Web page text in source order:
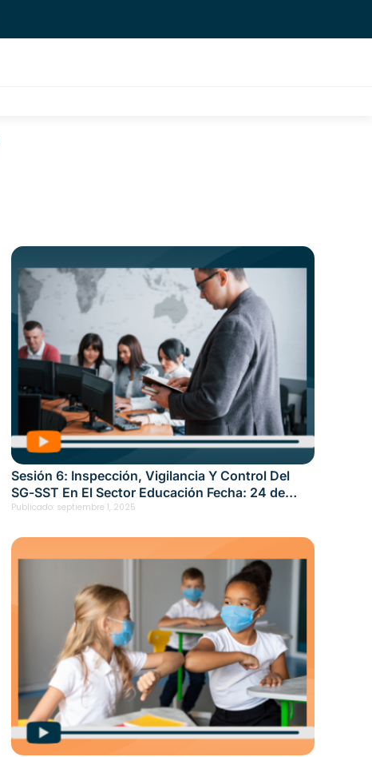
Sesión 6: Inspección, Vigilancia Y Control Del
SG-SST En El Sector Educación Fecha: 24 de
octubre, 2025
Publicado: septiembre 1, 2025